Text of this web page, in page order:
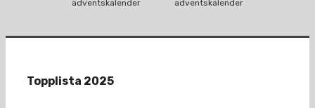
adventskalender
adventskalender
Topplista 2025